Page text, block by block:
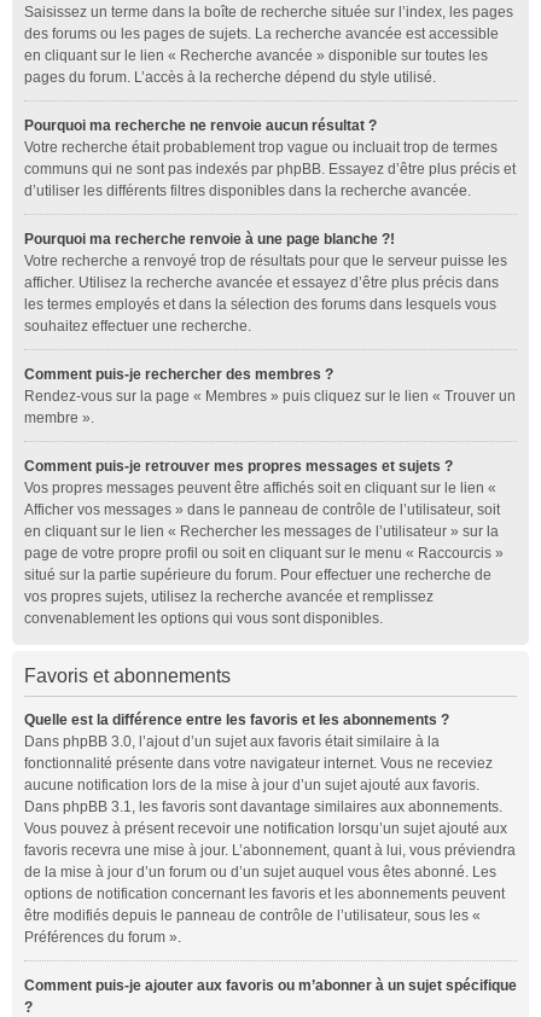
Saisissez un terme dans la boîte de recherche située sur l’index, les pages
des forums ou les pages de sujets. La recherche avancée est accessible
en cliquant sur le lien « Recherche avancée » disponible sur toutes les
pages du forum. L’accès à la recherche dépend du style utilisé.
Pourquoi ma recherche ne renvoie aucun résultat ?
Votre recherche était probablement trop vague ou incluait trop de termes
communs qui ne sont pas indexés par phpBB. Essayez d’être plus précis et
d’utiliser les différents filtres disponibles dans la recherche avancée.
Pourquoi ma recherche renvoie à une page blanche ?!
Votre recherche a renvoyé trop de résultats pour que le serveur puisse les
afficher. Utilisez la recherche avancée et essayez d’être plus précis dans
les termes employés et dans la sélection des forums dans lesquels vous
souhaitez effectuer une recherche.
Comment puis-je rechercher des membres ?
Rendez-vous sur la page « Membres » puis cliquez sur le lien « Trouver un
membre ».
Comment puis-je retrouver mes propres messages et sujets ?
Vos propres messages peuvent être affichés soit en cliquant sur le lien «
Afficher vos messages » dans le panneau de contrôle de l’utilisateur, soit
en cliquant sur le lien « Rechercher les messages de l’utilisateur » sur la
page de votre propre profil ou soit en cliquant sur le menu « Raccourcis »
situé sur la partie supérieure du forum. Pour effectuer une recherche de
vos propres sujets, utilisez la recherche avancée et remplissez
convenablement les options qui vous sont disponibles.
Favoris et abonnements
Quelle est la différence entre les favoris et les abonnements ?
Dans phpBB 3.0, l’ajout d’un sujet aux favoris était similaire à la
fonctionnalité présente dans votre navigateur internet. Vous ne receviez
aucune notification lors de la mise à jour d’un sujet ajouté aux favoris.
Dans phpBB 3.1, les favoris sont davantage similaires aux abonnements.
Vous pouvez à présent recevoir une notification lorsqu’un sujet ajouté aux
favoris recevra une mise à jour. L’abonnement, quant à lui, vous préviendra
de la mise à jour d’un forum ou d’un sujet auquel vous êtes abonné. Les
options de notification concernant les favoris et les abonnements peuvent
être modifiés depuis le panneau de contrôle de l’utilisateur, sous les «
Préférences du forum ».
Comment puis-je ajouter aux favoris ou m’abonner à un sujet spécifique
?